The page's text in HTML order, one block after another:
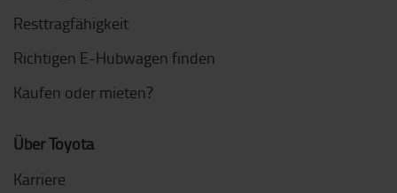
Resttragfähigkeit
Richtigen E-Hubwagen finden
Kaufen oder mieten?
Über Toyota
Karriere